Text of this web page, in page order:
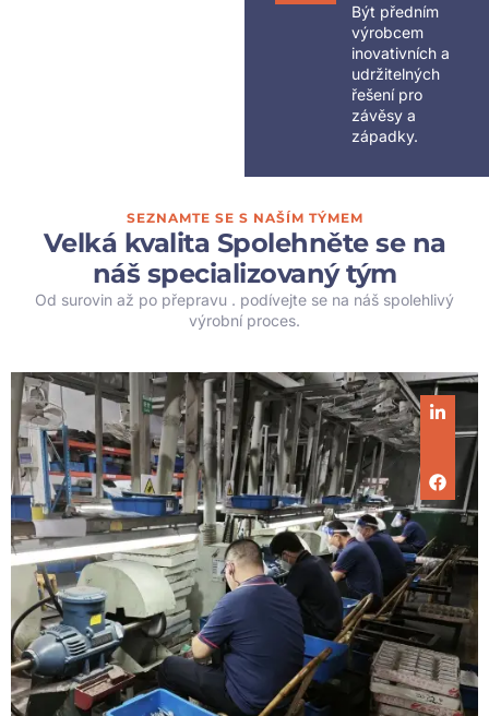
Být předním
výrobcem
inovativních a
udržitelných
řešení pro
závěsy a
západky.
SEZNAMTE SE S NAŠÍM TÝMEM
Velká kvalita Spolehněte se na
náš specializovaný tým
Od surovin až po přepravu . podívejte se na náš spolehlivý
výrobní proces.